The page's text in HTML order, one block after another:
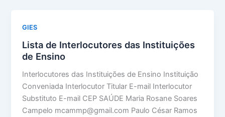
GIES
Lista de Interlocutores das Instituições
de Ensino
Interlocutores das Instituições de Ensino Instituição
Conveniada Interlocutor Titular E-mail Interlocutor
Substituto E-mail CEP SAÚDE Maria Rosane Soares
Campelo mcammp@gmail.com Paulo César Ramos